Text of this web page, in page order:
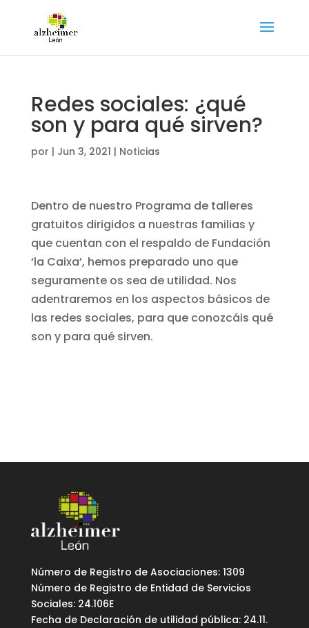
Redes sociales: ¿qué
son y para qué sirven?
por | Jun 3, 2021 | Noticias
Dentro de nuestro Programa de talleres
gratuitos dirigidos a nuestras familias y
que cuentan con el respaldo de Fundación
‘la Caixa’, hemos preparado uno que
seguramente os sea de utilidad. Nos
adentraremos en los aspectos básicos de
las redes sociales, para que conozcáis qué
son y para qué sirven.
Número de Registro de Asociaciones: 1309
Número de Registro de Entidad de Servicios
Sociales: 24.106E
Fecha de Declaración de utilidad pública: 24.11.